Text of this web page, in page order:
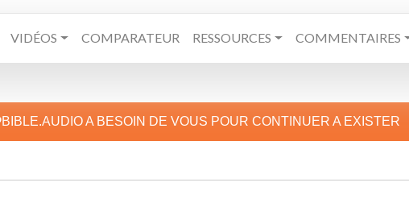
VIDÉOS COMPARATEUR RESSOURCES COMMENTAIRES
BIBLE.AUDIO A BESOIN DE VOUS POUR CONTINUER A EXISTER